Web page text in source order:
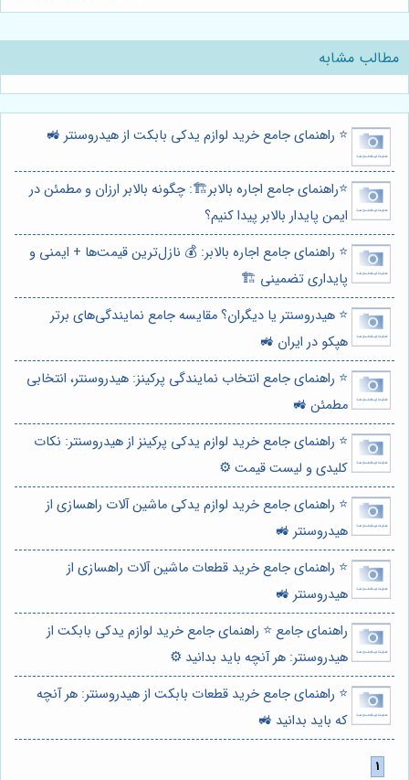
مطالب مشابه
⭐️ راهنمای جامع خرید لوازم یدکی بابکت از هیدروسنتر 🚜
⭐️راهنمای جامع اجاره بالابر🏗️: چگونه بالابر ارزان و مطمئن در
ایمن پایدار بالابر پیدا کنیم؟
⭐️ راهنمای جامع اجاره بالابر: 💰 نازل‌ترین قیمت‌ها + ایمنی و
پایداری تضمینی 🏗️
⭐️ هیدروسنتر یا دیگران؟ مقایسه جامع نمایندگی‌های برتر
هپکو در ایران 🚜
⭐️ راهنمای جامع انتخاب نمایندگی پرکینز: هیدروسنتر، انتخابی
مطمئن 🚜
⭐️ راهنمای جامع خرید لوازم یدکی پرکینز از هیدروسنتر: نکات
کلیدی و لیست قیمت ⚙️
⭐️ راهنمای جامع خرید لوازم یدکی ماشین آلات راهسازی از
هیدروسنتر 🚜
⭐️ راهنمای جامع خرید قطعات ماشین آلات راهسازی از
هیدروسنتر 🚜
راهنمای جامع ⭐️ راهنمای جامع خرید لوازم یدکی بابکت از
هیدروسنتر: هر آنچه باید بدانید ⚙️
⭐️ راهنمای جامع خرید قطعات بابکت از هیدروسنتر: هر آنچه
که باید بدانید 🚜